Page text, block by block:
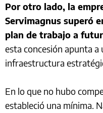
Por otro lado, la
Servimagnus superó
plan de trabajo a
esta concesión apunta a
infraestructura
En lo que no hubo
estableció una mínima.